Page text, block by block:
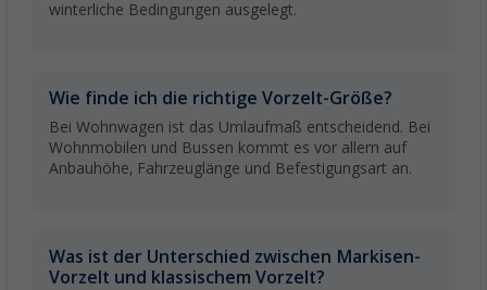
winterliche Bedingungen ausgelegt.
Wie finde ich die richtige Vorzelt-Größe?
Bei Wohnwagen ist das Umlaufmaß entscheidend. Bei
Wohnmobilen und Bussen kommt es vor allem auf
Anbauhöhe, Fahrzeuglänge und Befestigungsart an.
Was ist der Unterschied zwischen Markisen-
Vorzelt und klassischem Vorzelt?